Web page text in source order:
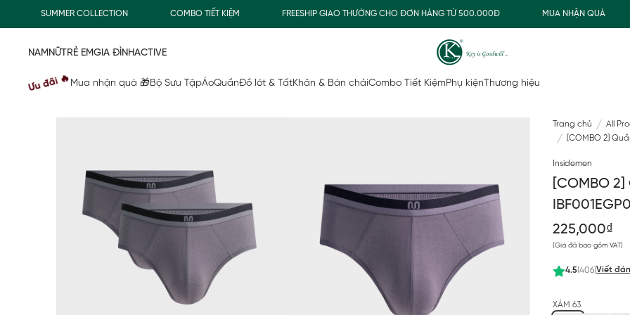
SUMMER COLLECTION COMBO TIẾT KIỆM FREESHIP GIAO THƯỜNG CHO ĐƠN HÀNG TỪ 500.000Đ MUA NHẬN QUÀ
NAMNỮTRẺ EMGIA ĐÌNHACTIVE
Ưu đãi 🔥 Mua nhận quà 🎁Bộ Sưu TậpÁoQuầnĐồ lót & TấtKhăn & Bàn chảiCombo Tiết KiệmPhụ kiện Thương hiệu
Trang chủ
All
[COMBO 2]
Insidemen
[COMBO
225,000₫
(Giá đã bao gồm VAT)
4.5(406)Viết
XÁM 63